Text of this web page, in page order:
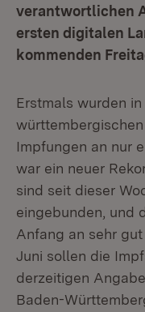
verantwortlichen
ersten digitalen
kommenden
Erstmals wurden
Impfungen an nur
war ein neuer
sind seit dieser
eingebunden, und
Anfang an sehr
Juni sollen die
derzeitigen
Baden-